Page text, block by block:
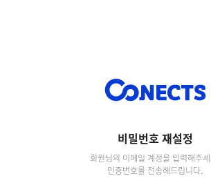
비밀번호 재설정
회원님의 이메일 계정을 입력해주
인증번호를 전송해드립니다.